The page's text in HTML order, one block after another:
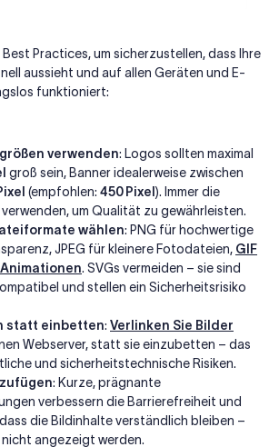
Practices, um sicherzustellen, dass Ihre
aussieht und auf allen Geräten und E-
funktioniert:
verwenden: Logos sollten maximal
groß sein, Banner idealerweise zwischen
(empfohlen: 450 Pixel). Immer die
um Qualität zu gewährleisten.
wählen: PNG für hochwertige
JPEG für kleinere Fotodateien, GIF
. SVGs vermeiden – sie sind
und stellen ein Sicherheitsrisiko
statt einbetten: Verlinken Sie Bilder
Webserver, statt sie einzubetten – das
und sicherheitstechnische Risiken.
: Kurze, prägnante
verbessern die Barrierefreiheit und
die Bildinhalte verständlich bleiben –
nicht angezeigt werden.